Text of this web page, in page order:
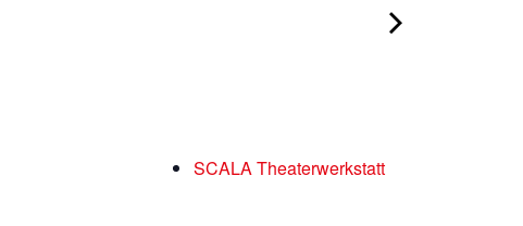
SCALA Theaterwerkstatt